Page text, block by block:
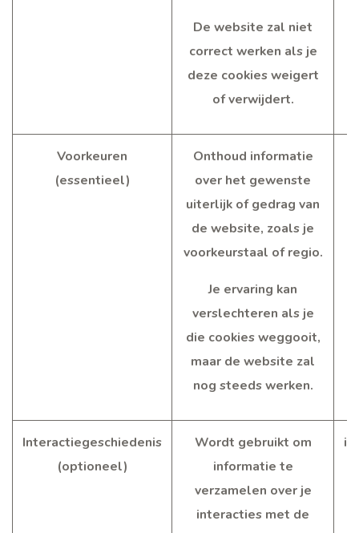
De website zal niet
correct werken als je
deze cookies weigert
of verwijdert.
Voorkeuren
(essentieel)
Onthoud informatie
over het gewenste
uiterlijk of gedrag van
de website, zoals je
voorkeurstaal of regio.
Je ervaring kan
verslechteren als je
die cookies weggooit,
maar de website zal
nog steeds werken.
Interactiegeschiedenis
(optioneel)
Wordt gebruikt om
informatie te
verzamelen over je
interacties met de